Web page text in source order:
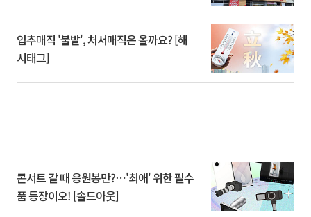
입추매직 '불발', 처서매직은 올까요? [해
시태그]
콘서트 갈 때 응원봉만?⋯'최애' 위한 필수
품 등장이오! [솔드아웃]